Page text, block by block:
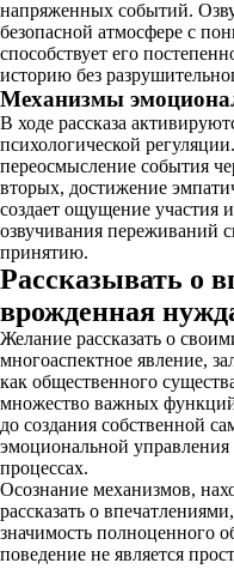
напряженных событий.
безопасной атмосфере с
способствует его
историю без
Механизмы
В ходе рассказа
психологической
переосмысление события
вторых, достижение
создает ощущение участия
озвучивания переживаний
принятию.
Рассказывать о
врожденная
Желание рассказать о
многоаспектное явление,
как общественного
множество важных
до создания собственной
эмоциональной
процессах.
Осознание механизмов,
рассказать о
значимость полноценного
поведение не является